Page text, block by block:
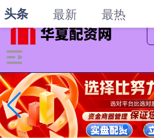
-->
头条 最新 最热